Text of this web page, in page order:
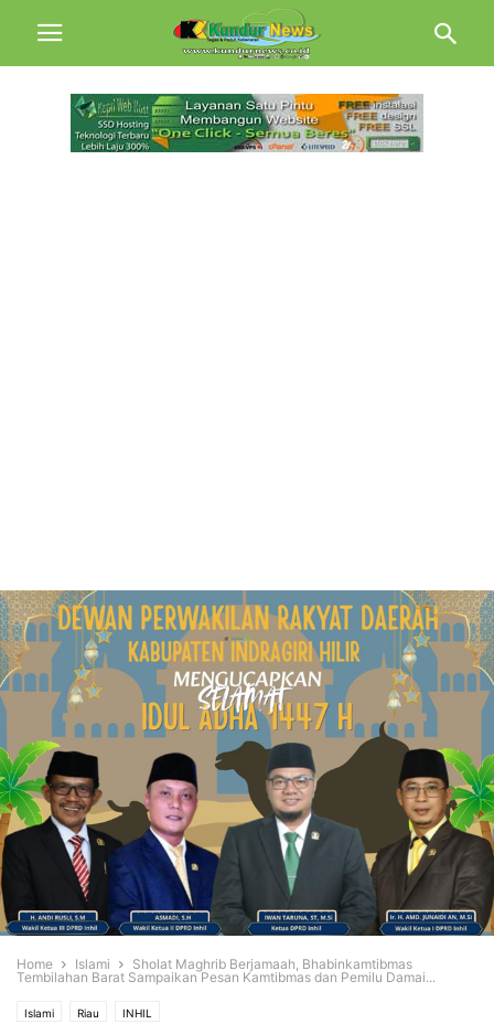
Home Islami
Sholat Maghrib Berjamaah, Bhabinkamtibmas
Tembilahan Barat Sampaikan Pesan Kamtibmas dan Pemilu Damai...
Islami Riau INHIL